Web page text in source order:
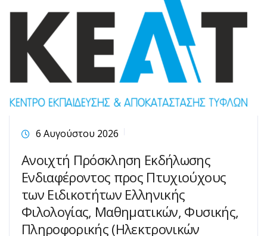
6 Αυγούστου 2026
Ανοιχτή Πρόσκληση Εκδήλωσης
Ενδιαφέροντος προς Πτυχιούχους
των Ειδικοτήτων Ελληνικής
Φιλολογίας, Μαθηματικών, Φυσικής,
Πληροφορικής (Ηλεκτρονικών